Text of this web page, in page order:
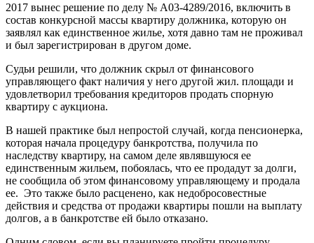
2017 вынес решение по делу № А03-4289/2016, включить в
состав конкурсной массы квартиру должника, которую он
заявлял как единственное жилье, хотя давно там не проживал
и был зарегистрирован в другом доме.
Судьи решили, что должник скрыл от финансового
управляющего факт наличия у него другой жил. площади и
удовлетворил требования кредиторов продать спорную
квартиру с аукциона.
В нашей практике был непростой случай, когда пенсионерка,
которая начала процедуру банкротства, получила по
наследству квартиру, на самом деле являвшуюся ее
единственным жильем, побоялась, что ее продадут за долги,
не сообщила об этом финансовому управляющему и продала
ее. Это также было расценено, как недобросовестные
действия и средства от продажи квартиры пошли на выплату
долгов, а в банкротстве ей было отказано.